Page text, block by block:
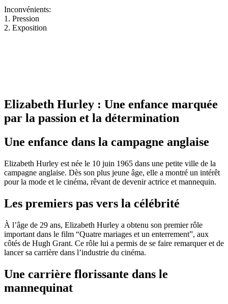
Inconvénients:
1. Pression
2. Exposition
Elizabeth Hurley : Une enfance marquée
par la passion et la détermination
Une enfance dans la campagne anglaise
Elizabeth Hurley est née le 10 juin 1965 dans une petite ville de la
campagne anglaise. Dès son plus jeune âge, elle a montré un intérêt
pour la mode et le cinéma, rêvant de devenir actrice et mannequin.
Les premiers pas vers la célébrité
À l’âge de 29 ans, Elizabeth Hurley a obtenu son premier rôle
important dans le film “Quatre mariages et un enterrement”, aux
côtés de Hugh Grant. Ce rôle lui a permis de se faire remarquer et de
lancer sa carrière dans l’industrie du cinéma.
Une carrière florissante dans le
mannequinat